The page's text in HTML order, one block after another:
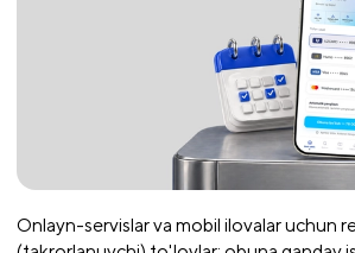
Onlayn-servislar va mobil ilovalar uchun